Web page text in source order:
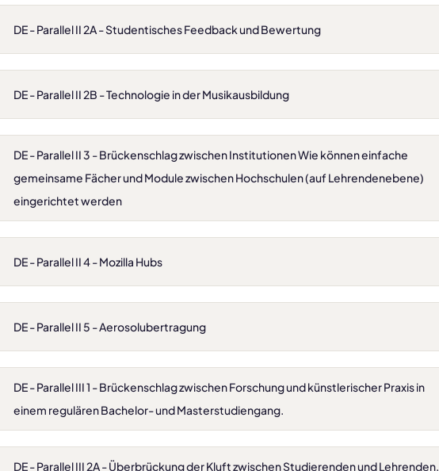
DE - Parallel II 2A - Studentisches Feedback und Bewertung
DE - Parallel II 2B - Technologie in der Musikausbildung
DE - Parallel II 3 - Brückenschlag zwischen Institutionen Wie können einfache
gemeinsame Fächer und Module zwischen Hochschulen (auf Lehrendenebene)
eingerichtet werden
DE - Parallel II 4 - Mozilla Hubs
DE - Parallel II 5 - Aerosolubertragung
DE - Parallel III 1 - Brückenschlag zwischen Forschung und künstlerischer Praxis in
einem regulären Bachelor- und Masterstudiengang.
DE - Parallel III 2A - Überbrückung der Kluft zwischen Studierenden und Lehrenden,